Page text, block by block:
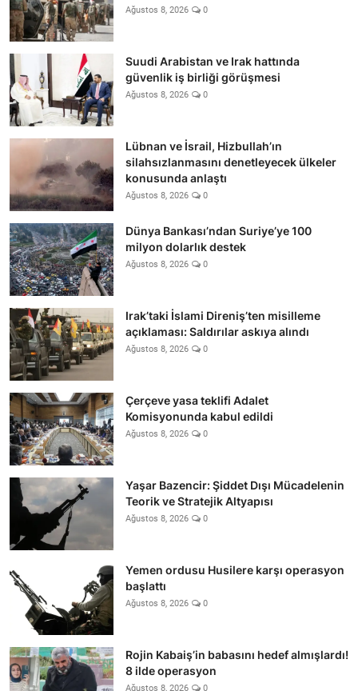
Ağustos 8, 2026 0
Suudi Arabistan ve Irak hattında
güvenlik iş birliği görüşmesi
Ağustos 8, 2026 0
Lübnan ve İsrail, Hizbullah’ın
silahsızlanmasını denetleyecek ülkeler
konusunda anlaştı
Ağustos 8, 2026 0
Dünya Bankası’ndan Suriye’ye 100
milyon dolarlık destek
Ağustos 8, 2026 0
Irak’taki İslami Direniş’ten misilleme
açıklaması: Saldırılar askıya alındı
Ağustos 8, 2026 0
Çerçeve yasa teklifi Adalet
Komisyonunda kabul edildi
Ağustos 8, 2026 0
Yaşar Bazencir: Şiddet Dışı Mücadelenin
Teorik ve Stratejik Altyapısı
Ağustos 8, 2026 0
Yemen ordusu Husilere karşı operasyon
başlattı
Ağustos 8, 2026 0
Rojin Kabaiş’in babasını hedef almışlardı!
8 ilde operasyon
Ağustos 8, 2026 0